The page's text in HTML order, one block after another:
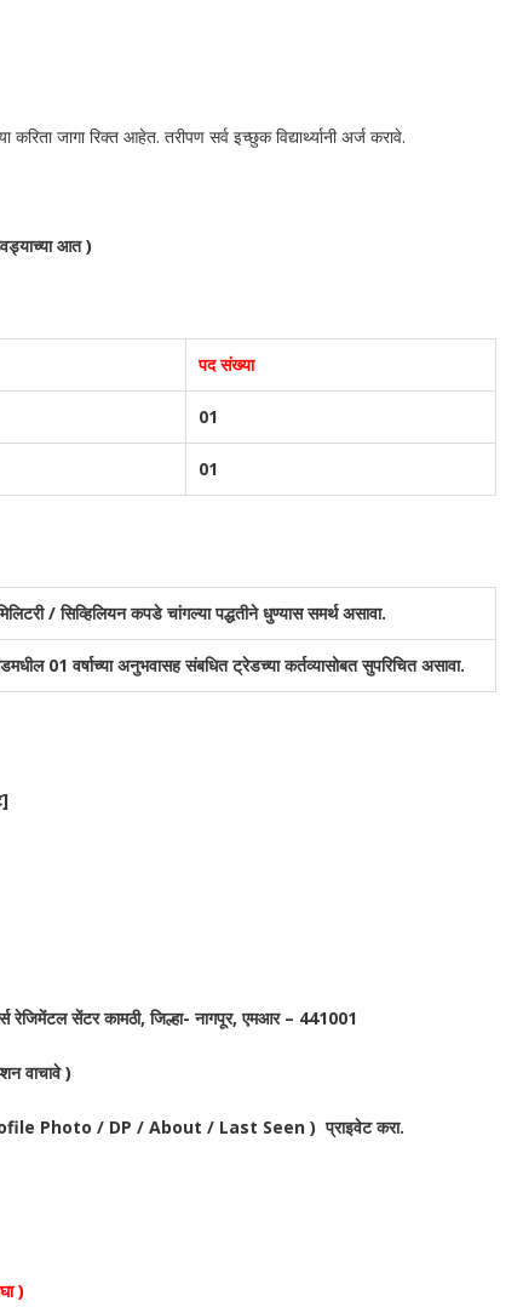
करिता जागा रिक्त आहेत. तरीपण सर्व इच्छुक विद्यार्थ्यानी अर्ज करावे.
आत )
पद संख्या
01
01
/ सिव्हिलियन कपडे चांगल्या पद्धतीने धुण्यास समर्थ असावा.
01 वर्षाच्या अनुभवासह संबधित ट्रेडच्या कर्तव्यासोबत सुपरिचित असावा.
रेजिमेंटल सेंटर कामठी, जिल्हा- नागपूर, एमआर – 441001
वाचावे )
Photo / DP / About / Last Seen ) प्राइवेट करा.
)